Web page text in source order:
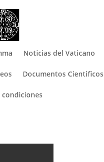
Noticias del Vaticano
Documentos Cientificos